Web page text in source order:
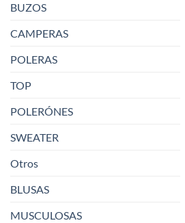
BUZOS
CAMPERAS
POLERAS
TOP
POLERÓNES
SWEATER
Otros
BLUSAS
MUSCULOSAS